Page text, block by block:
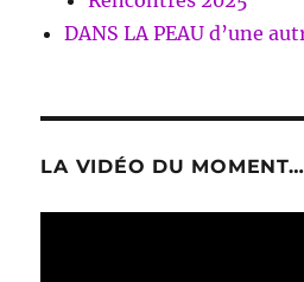
DANS LA PEAU d’une
LA VIDÉO DU MOMENT…